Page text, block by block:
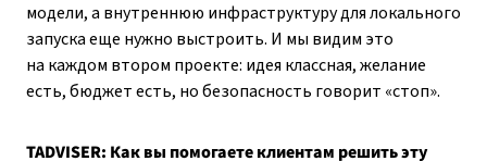
модели, а внутреннюю инфраструктуру для локального
запуска еще нужно выстроить. И мы видим это
на каждом втором проекте: идея классная, желание
есть, бюджет есть, но безопасность говорит «стоп».
TADVISER: Как вы помогаете клиентам решить эту